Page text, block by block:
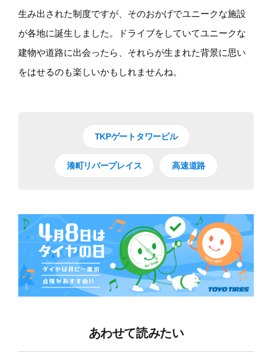
生み出された制度ですが、そのおかげでユニークな施設
が各地に誕生しました。ドライブをしていてユニークな
建物や道路に出会ったら、それらが生まれた背景に思い
をはせるのも楽しいかもしれませんね。
TKPゲートタワービル
湊町リバープレイス 高速道路
あわせて読みたい